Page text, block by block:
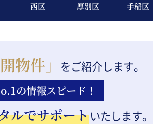
西区 厚別区 手稲区
物件」 をご紹介します。
の情報スピード！
ルでサポートいたします。